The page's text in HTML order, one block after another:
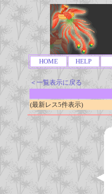
HOME HELP
＜一覧表示に戻る
(最新レス5件表示)